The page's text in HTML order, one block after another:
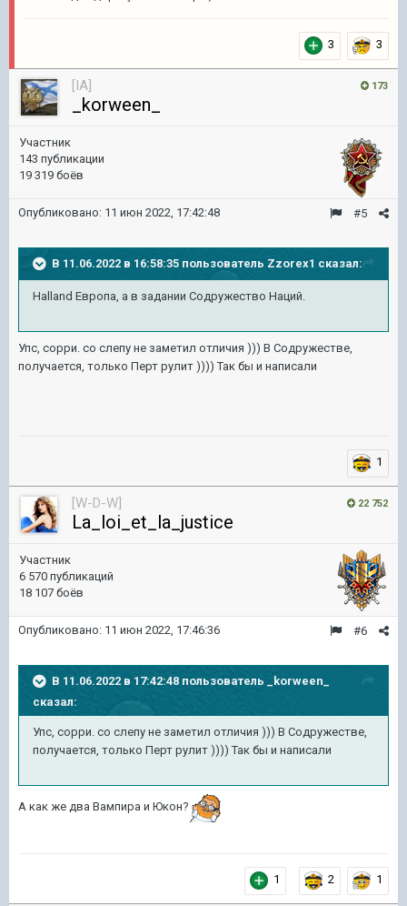
3 3
173
[IA]
_korween_
Участник
143 публикации
19 319 боёв
#5
Опубликовано: 11 июн 2022, 17:42:48
В 11.06.2022 в 16:58:35 пользователь Zzorex1 сказал:
Halland Европа, а в задании Содружество Наций.
Упс, сорри. со слепу не заметил отличия ))) В Содружестве,
получается, только Перт рулит )))) Так бы и написали
1
22 752
[W-D-W]
La_loi_et_la_justice
Участник
6 570 публикаций
18 107 боёв
#6
Опубликовано: 11 июн 2022, 17:46:36
В 11.06.2022 в 17:42:48 пользователь
_korween_
сказал:
Упс, сорри. со слепу не заметил отличия ))) В Содружестве,
получается, только Перт рулит )))) Так бы и написали
А как же два Вампира и Юкон?
1 2 1